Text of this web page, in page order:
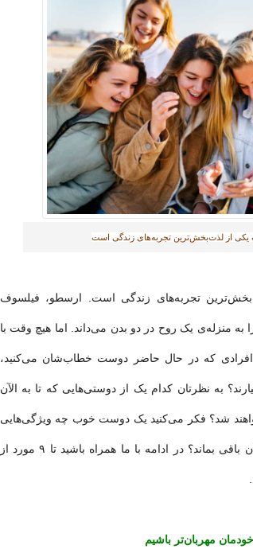
از لذت‌بخش‌ترین تجربه‌های زندگی است
تجربه‌های زندگی است. ارسطو، فیلسوف
به منزله‌ی یک روح در دو بدن می‌داند. اما هیچ وقت با
افرادی که در حال حاضر دوست خطاب‌شان می‌کنید،
به نظرتان کدام یک از دوستی‌هایی که تا به الآن
شد؟ فکر می‌کنید یک دوست خوب چه ویژگی‌هایی
باید داشته باشد تا همیشه دوست‌تان باقی بماند؟ در ادامه با ما همراه باشید تا ۹ مورد از